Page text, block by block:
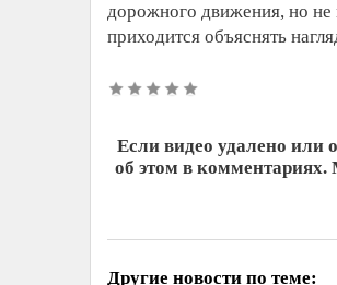
дорожного движения, но не
приходится объяснять
Если видео удалено или
об этом в комментариях.
Другие новости по теме: